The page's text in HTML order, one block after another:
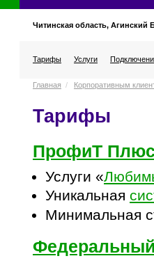
Читинская область, Агинский
Тарифы Услуги
Главная / Корпоративным
Тарифы
ПрофиТ
Услуги «
Уникальная
Минимальная